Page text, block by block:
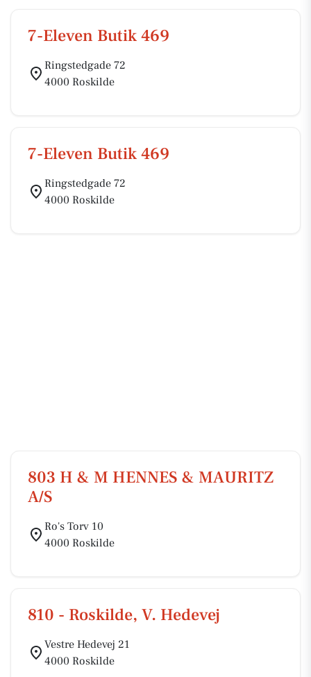
7-Eleven Butik 469
Ringstedgade 72
4000 Roskilde
7-Eleven Butik 469
Ringstedgade 72
4000 Roskilde
803 H & M HENNES & MAURITZ
A/S
Ro's Torv 10
4000 Roskilde
810 - Roskilde, V. Hedevej
Vestre Hedevej 21
4000 Roskilde